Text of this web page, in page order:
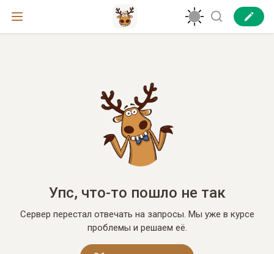
Упс, что-то пошло не так
Сервер перестал отвечать на запросы. Мы уже в курсе
проблемы и решаем её.